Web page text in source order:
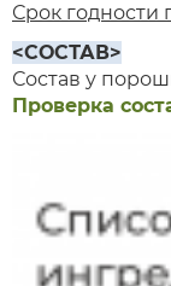
Срок годности
<СОСТАВ>
Состав у
Проверка